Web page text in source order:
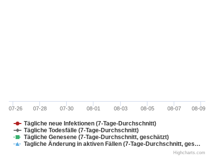
Tägliche neue Infektionen (7-Tage-Durchschnitt)
Tägliche Todesfälle (7-Tage-Durchschnitt)
Tägliche Genesene (7-Tage-Durchschnitt, geschätzt)
Tagliche Änderung in aktiven Fällen (7-Tage-Durchschnitt, ges…
07-26 07-28 07-30 08-01 08-03 08-05 08-07 08-09
Highcharts.com